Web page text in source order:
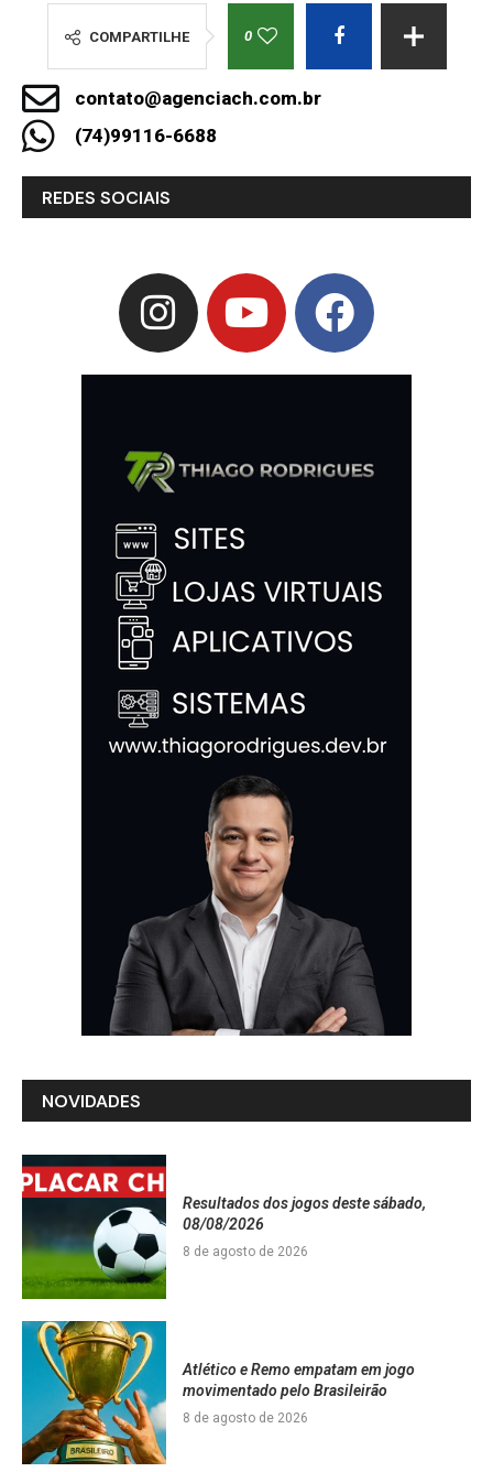
COMPARTILHE 0
contato@agenciach.com.br
(74)99116-6688
REDES SOCIAIS
NOVIDADES
Resultados dos jogos deste sábado,
08/08/2026
8 de agosto de 2026
Atlético e Remo empatam em jogo
movimentado pelo Brasileirão
8 de agosto de 2026